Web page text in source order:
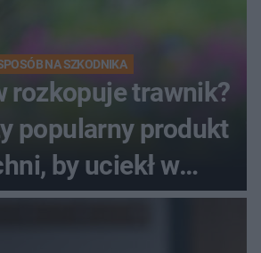
NA SZKODNIKA
rozkopuje trawnik?
popularny produkt
by uciekł w
popłochu